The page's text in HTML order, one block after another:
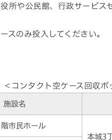
所や公民館、行政サービ
スのみ投入してください。
＜コンタクト空ケース回収ボ
施設名
市民ホール
本城3